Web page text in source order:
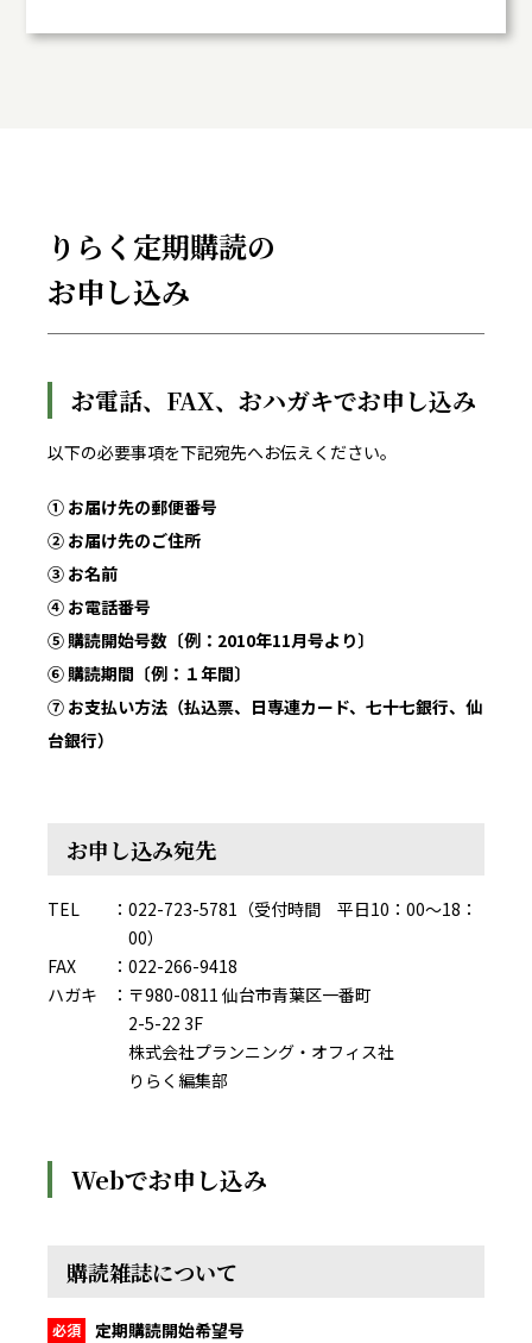
りらく定期購読の
お申し込み
お電話、FAX、おハガキでお申し込み
以下の必要事項を下記宛先へお伝えください。
① お届け先の郵便番号
② お届け先のご住所
③ お名前
④ お電話番号
⑤ 購読開始号数〔例：2010年11月号より〕
⑥ 購読期間〔例：１年間〕
⑦ お支払い方法（払込票、日専連カード、七十七銀行、仙
台銀行）
お申し込み宛先
TEL
022-723-5781（受付時間 平日10：00～18：
00）
FAX
022-266-9418
ハガキ
〒980-0811 仙台市青葉区一番町
2-5-22 3F
株式会社プランニング・オフィス社
りらく編集部
Webでお申し込み
購読雑誌について
定期購読開始希望号